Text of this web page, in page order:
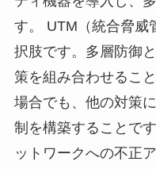
す。 UTM（統合脅威
択肢です。多層防御
策を組み合わせるこ
場合でも、他の対策
制を構築することで
ットワークへの不正